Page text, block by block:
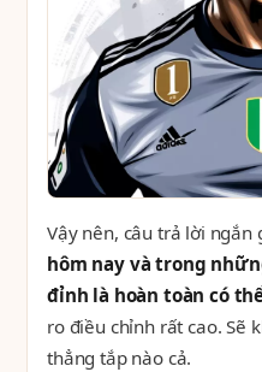
Vậy nên, câu trả lời ngắn
hôm nay và trong
đỉnh là hoàn toàn có
ro điều chỉnh rất cao. Sẽ
thẳng tắp nào cả.